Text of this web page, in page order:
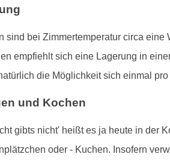
sind bei Zimmertemperatur circa
empfiehlt sich eine Lagerung in
die Möglichkeit sich einmal
und Kochen
gibts nicht' heißt es ja heute in der
oder - Kuchen. Insofern